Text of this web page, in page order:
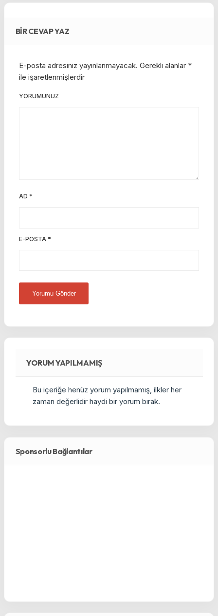
BIR CEVAP YAZ
E-posta adresiniz yayınlanmayacak. Gerekli alanlar *
ile işaretlenmişlerdir
YORUMUNUZ
AD *
E-POSTA *
YORUM YAPILMAMIŞ
Bu içeriğe henüz yorum yapılmamış, ilkler her
zaman değerlidir haydi bir yorum bırak.
Sponsorlu Bağlantılar